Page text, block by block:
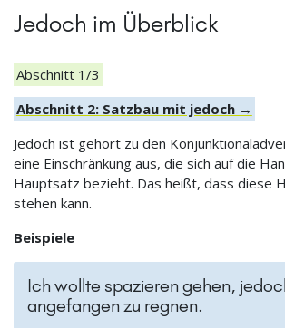
Jedoch im Überblick
Abschnitt 1/3
Abschnitt 2: Satzbau mit jedoch →
Jedoch ist gehört zu den
eine Einschränkung aus, die sich auf die
Hauptsatz bezieht. Das heißt, dass diese
stehen kann.
Beispiele
Ich wollte spazieren gehen,
angefangen zu regnen.